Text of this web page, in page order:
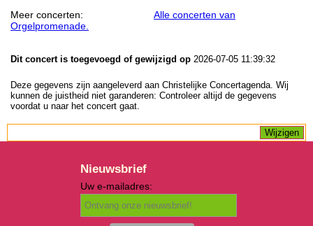
Meer concerten:
Alle concerten van
Orgelpromenade.
Dit concert is toegevoegd of gewijzigd op 2026-07-05 11:39:32
Deze gegevens zijn aangeleverd aan Christelijke Concertagenda. Wij
kunnen de juistheid niet garanderen: Controleer altijd de gegevens
voordat u naar het concert gaat.
Nieuwsbrief
Uw e-mailadres: